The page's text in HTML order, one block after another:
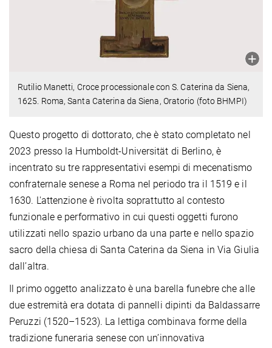
Rutilio Manetti, Croce processionale con S. Caterina da Siena,
1625. Roma, Santa Caterina da Siena, Oratorio (foto BHMPI)
Questo progetto di dottorato, che è stato completato nel
2023 presso la Humboldt-Universität di Berlino, è
incentrato su tre rappresentativi esempi di mecenatismo
confraternale senese a Roma nel periodo tra il 1519 e il
1630. L'attenzione è rivolta soprattutto al contesto
funzionale e performativo in cui questi oggetti furono
utilizzati nello spazio urbano da una parte e nello spazio
sacro della chiesa di Santa Caterina da Siena in Via Giulia
dall’altra.
Il primo oggetto analizzato è una barella funebre che alle
due estremità era dotata di pannelli dipinti da Baldassarre
Peruzzi (1520–1523). La lettiga combinava forme della
tradizione funeraria senese con un’innovativa